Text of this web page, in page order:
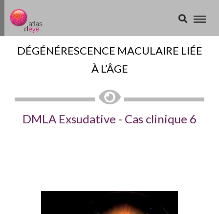
DÉGÉNÉRESCENCE MACULAIRE LIÉE
À L’ÂGE
DMLA Exsudative - Cas clinique 6